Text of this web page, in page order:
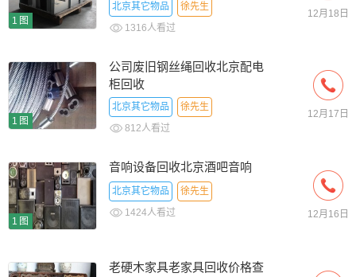
1图
北京其它物品
徐先生
1316人看过
12月18日
1图
公司废旧钢丝绳回收北京配电
柜回收
北京其它物品
徐先生
812人看过
12月17日
1图
音响设备回收北京酒吧音响
北京其它物品
徐先生
1424人看过
12月16日
老硬木家具老家具回收价格查